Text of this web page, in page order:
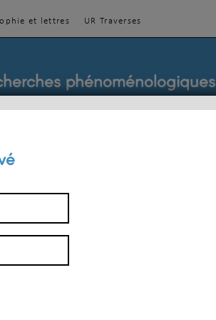
et lettres UR Traverses
phénoménologiques